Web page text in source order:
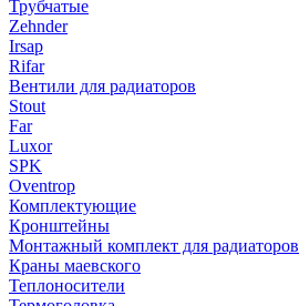
Трубчатые
Zehnder
Irsap
Rifar
Вентили для радиаторов
Stout
Far
Luxor
SPK
Oventrop
Комплектующие
Кронштейны
Монтажный комплект для радиаторов
Краны маевского
Теплоносители